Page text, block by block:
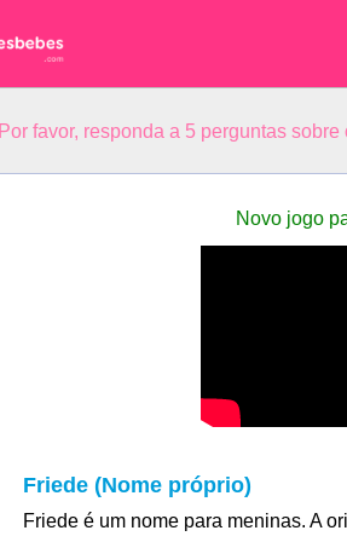
Por favor, responda a 5 perguntas
Novo jogo
Friede (Nome próprio)
Friede é um nome para meninas. A